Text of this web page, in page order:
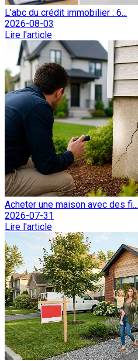
L'abc du crédit immobilier : 6...
2026-08-03
Lire l'article
Acheter une maison avec des fi...
2026-07-31
Lire l'article